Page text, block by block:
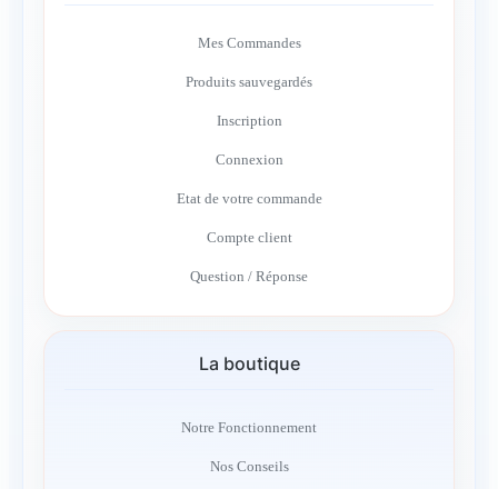
Mes Commandes
Produits sauvegardés
Inscription
Connexion
Etat de votre commande
Compte client
Question / Réponse
La boutique
Notre Fonctionnement
Nos Conseils